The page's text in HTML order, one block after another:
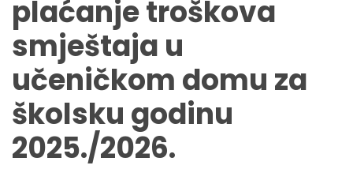
plaćanje troškova
smještaja u
učeničkom domu za
školsku godinu
2025./2026.